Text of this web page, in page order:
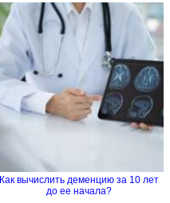
Как вычислить деменцию за 10 лет
до ее начала?